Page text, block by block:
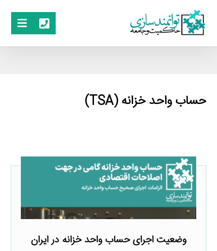
حساب واحد خزانه (TSA)
وضعیت اجرای حساب واحد خزانه در ایران